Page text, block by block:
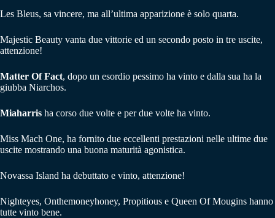
Les Bleus, sa vincere, ma all’ultima apparizione è solo quarta.
Majestic Beauty vanta due vittorie ed un secondo posto in tre uscite,
attenzione!
Matter Of Fact, dopo un esordio pessimo ha vinto e dalla sua ha la
giubba Niarchos.
Miaharris ha corso due volte e per due volte ha vinto.
Miss Mach One, ha fornito due eccellenti prestazioni nelle ultime due
uscite mostrando una buona maturità agonistica.
Novassa Island ha debuttato e vinto, attenzione!
Nighteyes, Onthemoneyhoney, Propitious e Queen Of Mougins hanno
tutte vinto bene.